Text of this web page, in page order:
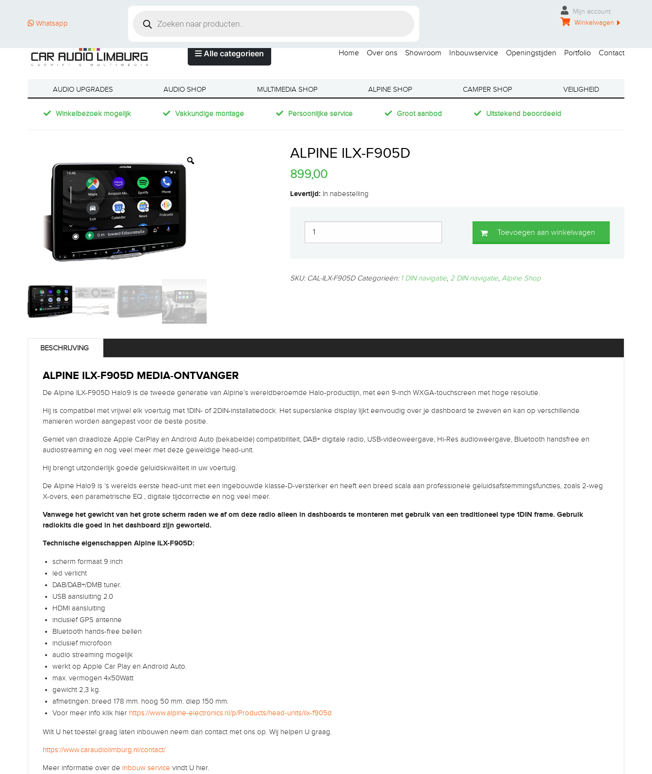
Whatsapp
Mijn account
Winkelwagen
Alle categorieen Home Over ons Showroom Inbouwservice Openingstijden Portfolio Contact
AUDIO UPGRADES AUDIO SHOP MULTIMEDIA SHOP ALPINE SHOP CAMPER SHOP VEILIGHEID
Winkelbezoek mogelijk Vakkundige montage Persoonlijke service Groot aanbod Uitstekend beoordeeld
ALPINE ILX-F905D
899,00
Levertijd: In nabestelling
Toevoegen aan winkelwagen
SKU: CAL-ILX-F905D Categorieën: 1 DIN navigatie, 2 DIN navigatie,Alpine Shop
BESCHRIJVING
ALPINE ILX-F905D MEDIA-ONTVANGER
De Alpine ILX-F905D Halo9 is de tweede generatie van Alpine’s wereldberoemde Halo-productlijn, met een 9-inch WXGA-touchscreen met hoge resolutie.
Hij is compatibel met vrijwel elk voertuig met 1DIN- of 2DIN-installatiedock. Het superslanke display lijkt eenvoudig over je dashboard te zweven en kan op verschillende
manieren worden aangepast voor de beste positie.
Geniet van draadloze Apple CarPlay en Android Auto (bekabelde) compatibiliteit, DAB+ digitale radio, USB-videoweergave, Hi-Res audioweergave, Bluetooth handsfree en
audiostreaming en nog veel meer met deze geweldige head-unit.
Hij brengt uitzonderlijk goede geluidskwaliteit in uw voertuig.
De Alpine Halo9 is ’s werelds eerste head-unit met een ingebouwde klasse-D-versterker en heeft een breed scala aan professionele geluidsafstemmingsfuncties, zoals 2-weg
X-overs, een parametrische EQ , digitale tijdcorrectie en nog veel meer.
Vanwege het gewicht van het grote scherm raden we af om deze radio alleen in dashboards te monteren met gebruik van een traditioneel type 1DIN frame. Gebruik
radiokits die goed in het dashboard zijn geworteld.
Technische eigenschappen Alpine ILX-F905D:
scherm formaat 9 inch
led verlicht
DAB/DAB+/DMB tuner.
USB aansluiting 2.0
HDMI aansluiting
inclusief GPS antenne
Bluetooth hands-free bellen
inclusief microfoon
audio streaming mogelijk
werkt op Apple Car Play en Android Auto.
max. vermogen 4x50Watt
gewicht 2,3 kg.
afmetingen: breed 178 mm. hoog 50 mm. diep 150 mm.
Voor meer info klik hier https://www.alpine-electronics.nl/p/Products/head-units/ilx-f905d
Wilt U het toestel graag laten inbouwen neem dan contact met ons op. Wij helpen U graag.
https://www.caraudiolimburg.nl/contact/
Meer informatie over de inbouw service vindt U hier.